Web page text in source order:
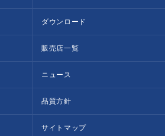
ダウンロード
販売店一覧
ニュース
品質方針
サイトマップ